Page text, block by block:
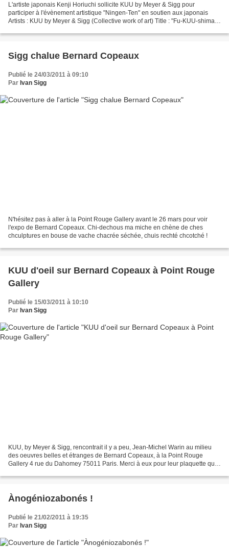
L'artiste japonais Kenji Horiuchi sollicite KUU by Meyer & Sigg pour
participer à l'évènement artistique "Ningen-Ten" en soutien aux japonais
Artists : KUU by Meyer & Sigg (Collective work of art) Title : "Fu-KUU-shima
Sigg chalue Bernard Copeaux
Publié le 24/03/2011 à 09:10
Par Ivan Sigg
N'hésitez pas à aller à la Point Rouge Gallery avant le 26 mars pour voir
l'expo de Bernard Copeaux. Chi-dechous ma miche en chène de ches
chculptures en bouse de vache chacrée séchée, chuis rechté chcotché !
KUU d'oeil sur Bernard Copeaux à Point Rouge
Gallery
Publié le 15/03/2011 à 10:10
Par Ivan Sigg
KUU, by Meyer & Sigg, rencontrait il y a peu, Jean-Michel Warin au milieu
des oeuvres belles et étranges de Bernard Copeaux, à la Point Rouge
Gallery 4 rue du Dahomey 75011 Paris. Merci à eux pour leur plaquette qui
Ànogéniozabonés !
Publié le 21/02/2011 à 19:35
Par Ivan Sigg